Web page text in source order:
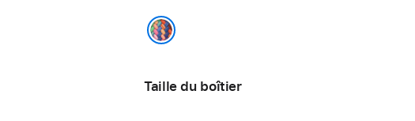
Taille du boîtier